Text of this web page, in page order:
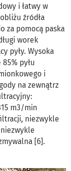
i łatwy w
źródła
za pomocą paska
worek
pyły. Wysoka
pyłu
i
na zewnątrz
m3/min
niezwykle
[6].